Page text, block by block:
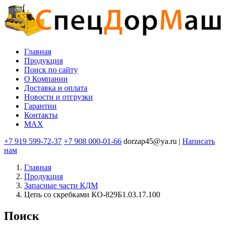
Перейти
к
основному
содержанию
Основная
навигация
Главная
Продукция
Поиск по сайту
O Компании
Доставка и оплата
Новости и отгрузки
Гарантии
Контакты
MAX
+7 919 599-72-37 +7 908 000-01-66 dorzap45@ya.ru | Написать
нам
Главная
Продукция
Запасные части КДМ
Цепь со скребками КО-829Б1.03.17.100
Поиск